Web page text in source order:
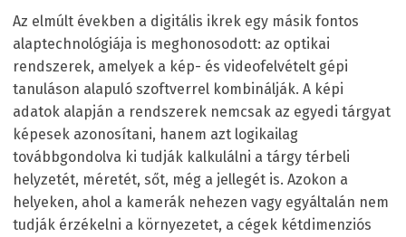
Az elmúlt években a digitális ikrek egy másik fontos
alaptechnológiája is meghonosodott: az optikai
rendszerek, amelyek a kép- és videofelvételt gépi
tanuláson alapuló szoftverrel kombinálják. A képi
adatok alapján a rendszerek nemcsak az egyedi tárgyat
képesek azonosítani, hanem azt logikailag
továbbgondolva ki tudják kalkulálni a tárgy térbeli
helyzetét, méretét, sőt, még a jellegét is. Azokon a
helyeken, ahol a kamerák nehezen vagy egyáltalán nem
tudják érzékelni a környezetet, a cégek kétdimenziós